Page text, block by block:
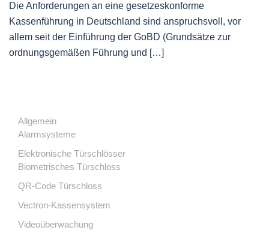
Die Anforderungen an eine gesetzeskonforme
Kassenführung in Deutschland sind anspruchsvoll, vor
allem seit der Einführung der GoBD (Grundsätze zur
ordnungsgemäßen Führung und […]
Allgemein
Alarmsysteme
Elektronische Türschlösser
Biometrisches Türschloss
QR-Code Türschloss
Vectron-Kassensystem
Videoüberwachung